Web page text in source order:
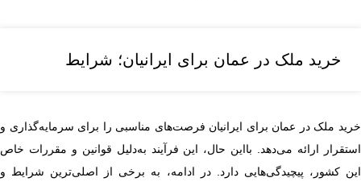
خرید ملک در عمان برای ایرانیان؛ شرایط
خرید ملک در عمان برای ایرانیان فرصت‌های مناسبی را برای سرمایه‌گذاری و
استقرار ارائه می‌دهد. بااین حال، این فرآیند به‌دلیل قوانین و مقررات خاص
این کشور، پیچیدگی‌هایی دارد. در ادامه، به برخی از اصلی‌ترین شرایط و